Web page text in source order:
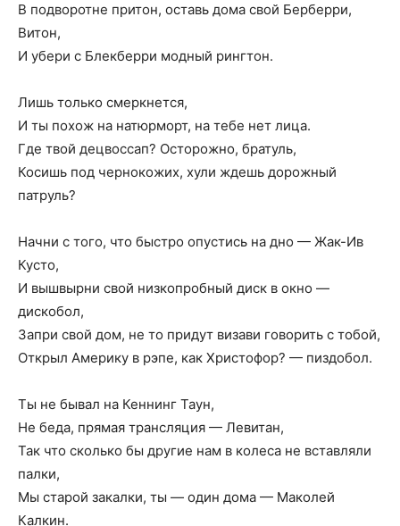
В подворотне притон, оставь дома свой Берберри,
Витон,
И убери с Блекберри модный рингтон.
Лишь только смеркнется,
И ты похож на натюрморт, на тебе нет лица.
Где твой децвоссап? Осторожно, братуль,
Косишь под чернокожих, хули ждешь дорожный
патруль?
Начни с того, что быстро опустись на дно — Жак-Ив
Кусто,
И вышвырни свой низкопробный диск в окно —
дискобол,
Запри свой дом, не то придут визави говорить с тобой,
Открыл Америку в рэпе, как Христофор? — пиздобол.
Ты не бывал на Кеннинг Таун,
Не беда, прямая трансляция — Левитан,
Так что сколько бы другие нам в колеса не вставляли
палки,
Мы старой закалки, ты — один дома — Маколей
Калкин.